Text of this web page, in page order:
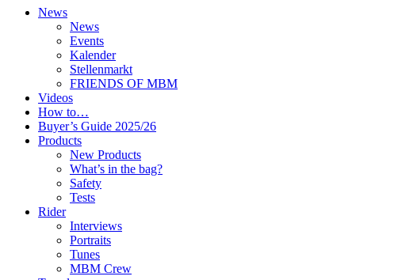
News
News
Events
Kalender
Stellenmarkt
FRIENDS OF MBM
Videos
How to…
Buyer’s Guide 2025/26
Products
New Products
What’s in the bag?
Safety
Tests
Rider
Interviews
Portraits
Tunes
MBM Crew